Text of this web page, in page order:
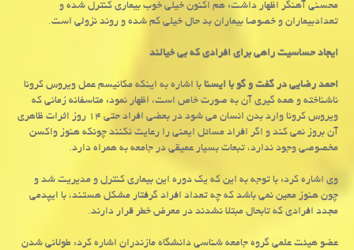
محسنی آهنگر اظهار داشت: هم اکنون خیلی خوب بیماری کنترل شده و
تعدادبیماران و خصوصا بیماران بد حال خیلی کم شده و روند نزولی است.
ایجاد حساسیت راهی برای افرادی که بی خیالند
احمد رضایی در گفت و گو با ایسنابا اشاره به اینکه مکانیسم عمل ویروس کرونا
ناشناخته و همه گیری آن به صورت خاص است، اظهار نمود: متاسفانه زمانی که
ویروس کرونا وارد بدن انسان می شود در بعضی افراد حتی ۱۴ روز اثرات ظاهری
آن بروز نمی کند و اگر افراد مسائل ایمنی را رعایت نکنند چونکه هنوز واکسن
مخصوصی وجود ندارد، تبعات بسیار عمیقی در جامعه به همراه دارد.
وی اشاره کرد: با توجه به این که یک دوره این بیماری کنترل و مدیریت شد و
چون هنوز معین نمی باشد که چه تعداد افراد گرفتار مشکل هستند، با ایپدمی
مجدد افرادی که تابحال مبتلا نشدند در معرض خطر قرار دارند.
عضو هیئت علمی گروه جامعه شناسی دانشگاه مازندران اشاره کرد: طولانی شدن